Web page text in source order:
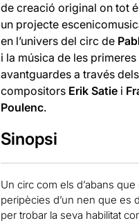
de creació original on tot
un projecte
en l’univers del circ de
i la música de les primeres
avantguardes a través dels
compositors Erik Satie i
Poulenc.
Sinopsi
Un circ com els d’abans que
peripècies d’un nen que es
per trobar la seva habilitat